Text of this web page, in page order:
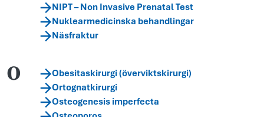
NIPT – Non Invasive Prenatal Test
Nuklearmedicinska behandlingar
Näsfraktur
O
Obesitaskirurgi (överviktskirurgi)
Ortognatkirurgi
Osteogenesis imperfecta